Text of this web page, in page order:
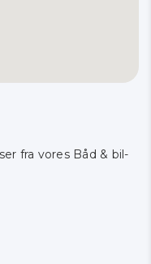
fra vores Båd & bil-